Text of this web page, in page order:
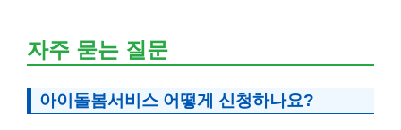
자주 묻는 질문
아이돌봄서비스 어떻게 신청하나요?